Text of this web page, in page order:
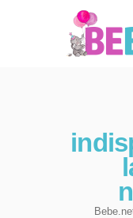
BIEN-
EVEIL